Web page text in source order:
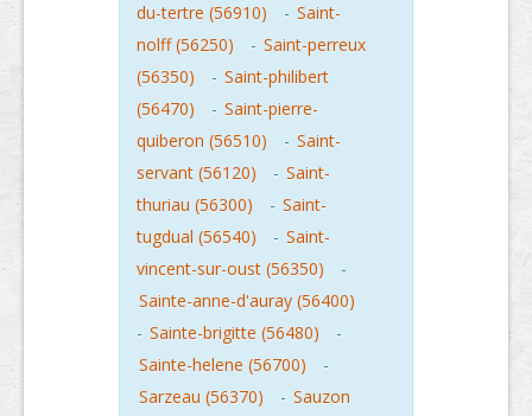
du-tertre (56910)
- Saint-
nolff (56250)
- Saint-perreux
(56350)
- Saint-philibert
(56470)
- Saint-pierre-
quiberon (56510)
- Saint-
servant (56120)
- Saint-
thuriau (56300)
- Saint-
tugdual (56540)
- Saint-
vincent-sur-oust (56350)
-
Sainte-anne-d'auray (56400)
- Sainte-brigitte (56480)
-
Sainte-helene (56700)
-
Sarzeau (56370)
- Sauzon